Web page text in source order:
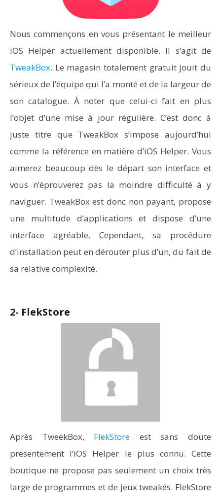
Nous commençons en vous présentant le meilleur
iOS Helper actuellement disponible. Il s’agit de
TweakBox. Le magasin totalement gratuit jouit du
sérieux de l’équipe qui l’a monté et de la largeur de
son catalogue. À noter que celui-ci fait en plus
l’objet d’une mise à jour régulière. C’est donc à
juste titre que TweakBox s’impose aujourd’hui
comme la référence en matière d’iOS Helper. Vous
aimerez beaucoup dès le départ son interface et
vous n’éprouverez pas la moindre difficulté à y
naviguer. TweakBox est donc non payant, propose
une multitude d’applications et dispose d’une
interface agréable. Cependant, sa procédure
d’installation peut en dérouter plus d’un, du fait de
sa relative complexité.
2- FlekStore
Après TweekBox, FlekStore est sans doute
présentement l’iOS Helper le plus connu. Cette
boutique ne propose pas seulement un choix très
large de programmes et de jeux tweakés. FlekStore